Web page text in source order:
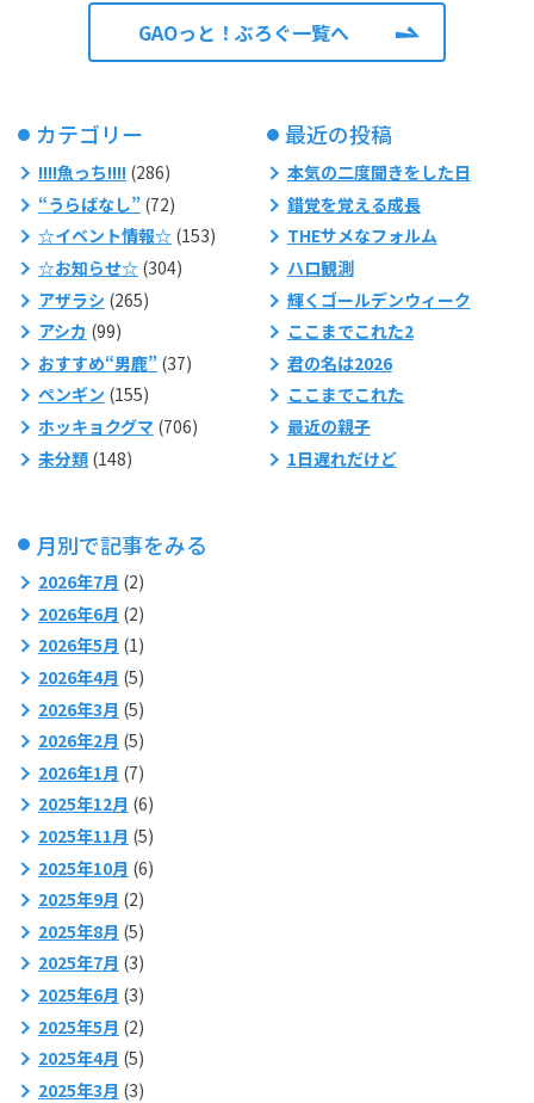
GAOっと！ぶろぐ一覧へ
カテゴリー
!!!!魚っち!!!!(286)
“うらばなし”(72)
☆イベント情報☆(153)
☆お知らせ☆(304)
アザラシ (265)
アシカ (99)
おすすめ“男鹿”(37)
ペンギン (155)
ホッキョクグマ (706)
未分類(148)
最近の投稿
本気の二度聞きをした日
錯覚を覚える成長
THEサメなフォルム
ハロ観測
輝くゴールデンウィーク
ここまでこれた2
君の名は2026
ここまでこれた
最近の親子
1日遅れだけど
月別で記事をみる
2026年7月 (2)
2026年6月 (2)
2026年5月 (1)
2026年4月 (5)
2026年3月 (5)
2026年2月 (5)
2026年1月 (7)
2025年12月 (6)
2025年11月 (5)
2025年10月 (6)
2025年9月 (2)
2025年8月 (5)
2025年7月 (3)
2025年6月 (3)
2025年5月 (2)
2025年4月 (5)
2025年3月 (3)